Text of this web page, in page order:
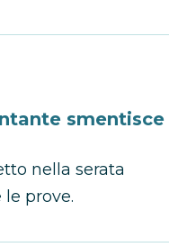
smentisce
nella serata
prove.